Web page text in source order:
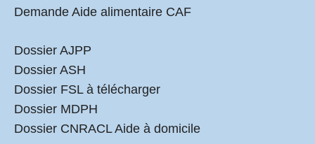
Demande Aide alimentaire CAF
Dossier AJPP
Dossier ASH
Dossier FSL à télécharger
Dossier MDPH
Dossier CNRACL Aide à domicile